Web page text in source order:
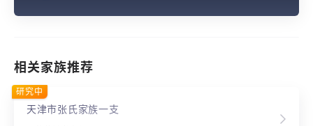
相关家族推荐
天津市张氏家族一支
研究中